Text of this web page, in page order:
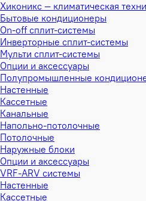
Хиконикс — климатическая
Бытовые кондиционеры
On-off сплит-системы
Инверторные сплит-системы
Мульти сплит-системы
Опции и аксессуары
Полупромышленные
Настенные
Кассетные
Канальные
Напольно-потолочные
Потолочные
Наружные блоки
Опции и аксессуары
VRF-ARV системы
Настенные
Кассетные